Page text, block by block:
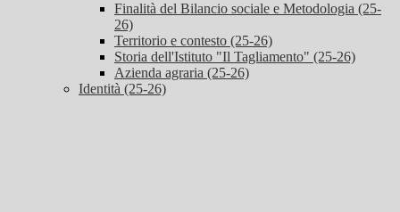
Finalità del Bilancio sociale e Metodologia (25-
26)
Territorio e contesto (25-26)
Storia dell'Istituto "Il Tagliamento" (25-26)
Azienda agraria (25-26)
Identità (25-26)